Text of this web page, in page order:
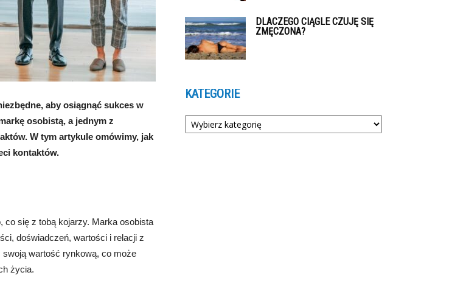
aby osiągnąć sukces w
osobistą, a jednym z
W tym artykule omówimy, jak
kontaktów.
co się z tobą kojarzy. Marka osobista
doświadczeń, wartości i relacji z
wartość rynkową, co może
życia.
DLACZEGO CIĄGLE CZUJĘ SIĘ
ZMĘCZONA?
KATEGORIE
Kategorie